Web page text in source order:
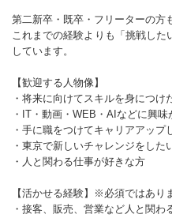
第二新卒・既卒・フリーターの方
これまでの経験よりも「挑戦し
しています。
【歓迎する人物像】
・将来に向けてスキルを身につけ
・IT・動画・WEB・AIなどに興味
・手に職をつけてキャリアアップ
・東京で新しいチャレンジをした
・人と関わる仕事が好きな方
【活かせる経験】※必須ではあり
・接客、販売、営業など人と関わ